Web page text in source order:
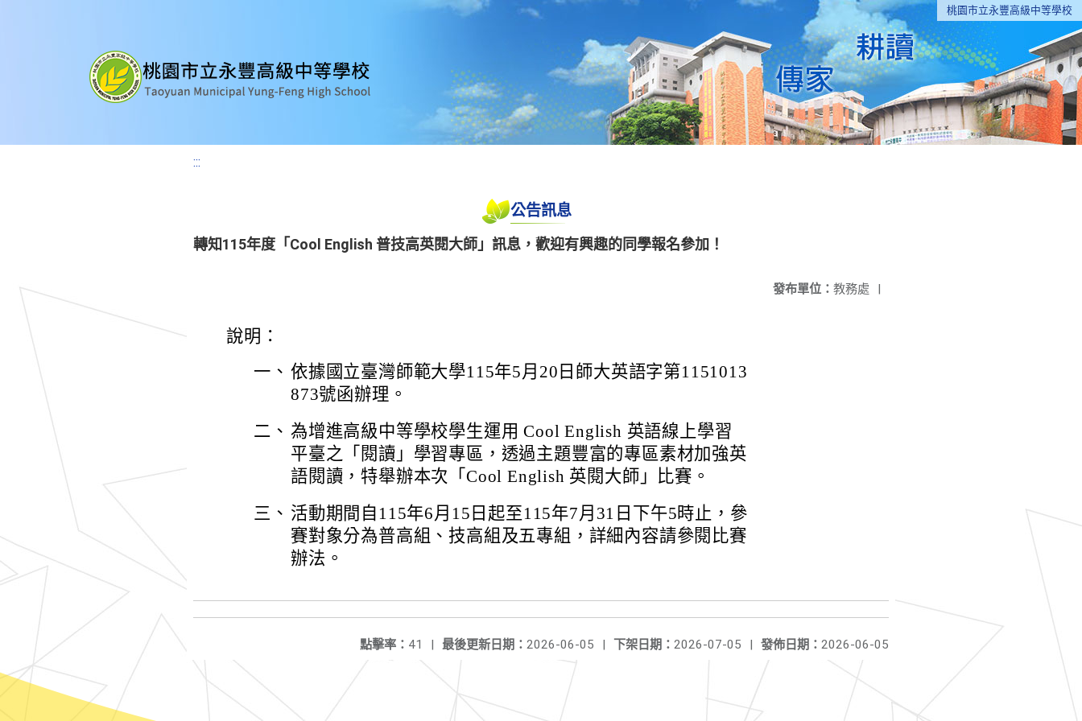
桃園市立永豐高級中等學校
:::
公告訊息
轉知115年度「Cool English 普技高英閱大師」訊息，歡迎有興趣的同學報名參加！
發布單位： 教務處 |
說明：
一、 依據國立臺灣師範大學115年5月20日師大英語字第1151013
873號函辦理。
二、 為增進高級中等學校學生運用 Cool English 英語線上學習
平臺之「閱讀」學習專區，透過主題豐富的專區素材加強英
語閱讀，特舉辦本次「Cool English 英閱大師」比賽。
三、 活動期間自115年6月15日起至115年7月31日下午5時止，參
賽對象分為普高組、技高組及五專組，詳細內容請參閱比賽
辦法。
發佈日期： 2026-06-05
下架日期： 2026-07-05 |
最後更新日期： 2026-06-05 |
點擊率： 41 |